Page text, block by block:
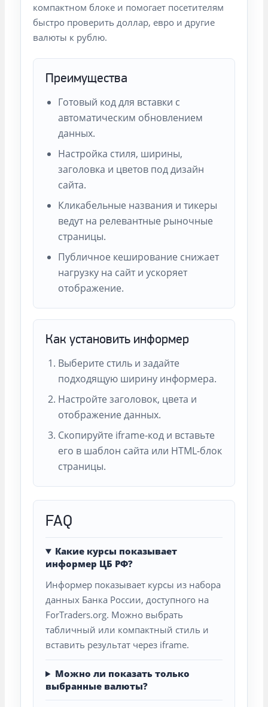
компактном блоке и помогает посетителям
быстро проверить доллар, евро и другие
валюты к рублю.
Преимущества
Готовый код для вставки с
автоматическим обновлением
данных.
Настройка стиля, ширины,
заголовка и цветов под дизайн
сайта.
Кликабельные названия и тикеры
ведут на релевантные рыночные
страницы.
Публичное кеширование снижает
нагрузку на сайт и ускоряет
отображение.
Как установить информер
Выберите стиль и задайте
подходящую ширину информера.
Настройте заголовок, цвета и
отображение данных.
Скопируйте iframe-код и вставьте
его в шаблон сайта или HTML-блок
страницы.
FAQ
Какие курсы показывает
информер ЦБ РФ?
Информер показывает курсы из набора
данных Банка России, доступного на
ForTraders.org. Можно выбрать
табличный или компактный стиль и
вставить результат через iframe.
Можно ли показать только
выбранные валюты?